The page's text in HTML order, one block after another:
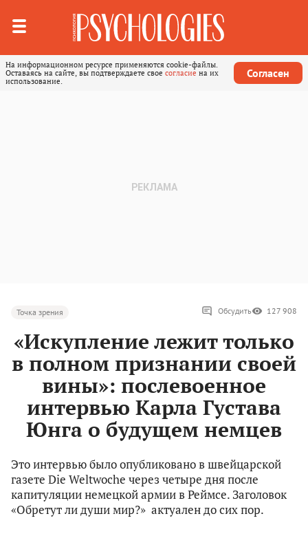
На информационном ресурсе применяются cookie-файлы.
Оставаясь на сайте, вы подтверждаете свое согласие на их
использование.
Согласен
Точка зрения Обсудить 127 908
«Искупление лежит только
в полном признании своей
вины»: послевоенное
интервью Карла Густава
Юнга о будущем немцев
Это интервью было опубликовано в швейцарской
газете Die Weltwoche через четыре дня после
капитуляции немецкой армии в Реймсе. Заголовок
«Обретут ли души мир?» актуален до сих пор.